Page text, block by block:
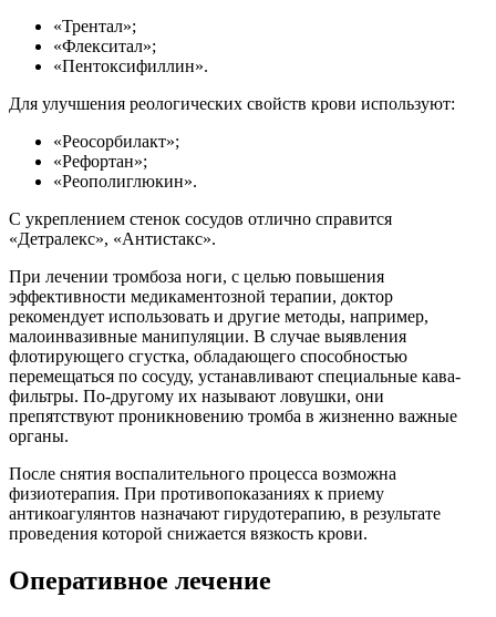
«Трентал»;
«Флекситал»;
«Пентоксифиллин».
Для улучшения реологических свойств крови используют:
«Реосорбилакт»;
«Рефортан»;
«Реополиглюкин».
С укреплением стенок сосудов отлично справится
«Детралекс», «Антистакс».
При лечении тромбоза ноги, с целью повышения
эффективности медикаментозной терапии, доктор
рекомендует использовать и другие методы, например,
малоинвазивные манипуляции. В случае выявления
флотирующего сгустка, обладающего способностью
перемещаться по сосуду, устанавливают специальные кава-
фильтры. По-другому их называют ловушки, они
препятствуют проникновению тромба в жизненно важные
органы.
После снятия воспалительного процесса возможна
физиотерапия. При противопоказаниях к приему
антикоагулянтов назначают гирудотерапию, в результате
проведения которой снижается вязкость крови.
Оперативное лечение